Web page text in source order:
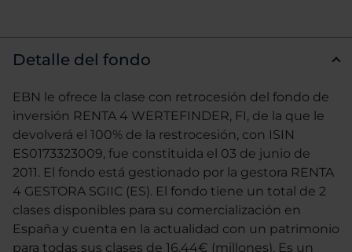
Detalle del fondo
EBN le ofrece la clase con retrocesión del fondo de
inversión RENTA 4 WERTEFINDER, FI, de la que le
devolverá el 100% de la restrocesión, con ISIN
ES0173323009, fue constituida el 03 de junio de
2011. El fondo está gestionado por la gestora RENTA
4 GESTORA SGIIC (ES). El fondo tiene un total de 2
clases disponibles para su comercialización en
España y cuenta en la actualidad con un patrimonio
para todas sus clases de 16,44€ (millones). Es un